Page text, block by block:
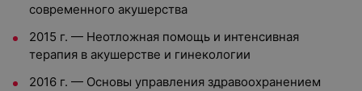
современного акушерства
2015 г. — Неотложная помощь и интенсивная
терапия в акушерстве и гинекологии
2016 г. — Основы управления здравоохранением